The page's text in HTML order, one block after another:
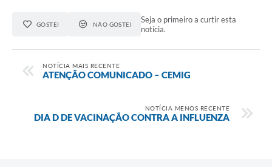
GOSTEI NÃO GOSTEI
Seja o primeiro a curtir esta
notícia.
NOTÍCIA MAIS RECENTE
ATENÇÃO COMUNICADO – CEMIG
NOTÍCIA MENOS RECENTE
DIA D DE VACINAÇÃO CONTRA A INFLUENZA